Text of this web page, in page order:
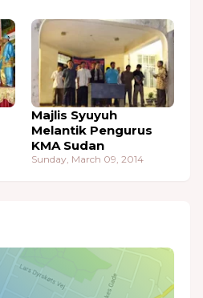
Majlis Syuyuh
Melantik Pengurus
KMA Sudan
Sunday, March 09, 2014